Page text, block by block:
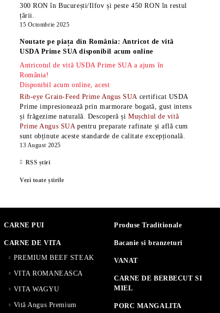
300 RON în București/Ilfov și peste 450 RON în restul
țării.
15 Octombrie 2025
Noutate pe piața din România: Antricot de vită
USDA Prime SUA disponibil acum online
Antricotul de vită USDA Prime SUA a ajuns în
România!
Disponibil acum online, acest
Rib-eye Grain-Feed Prime Angus SUA certificat USDA
Prime impresionează prin marmorare bogată, gust intens
și frăgezime naturală. Descoperă șiMușchiul de vită
Prime Angus SUA pentru preparate rafinate și află cum
sunt obținute aceste standarde de calitate excepțională.
13 August 2025
RSS știri
Vezi toate știrile
CARNE PUI
CARNE DE VITA
PREMIUM BEEF STEAK
VITA ROMANEASCA
VITA WAGYU
Vită Angus Premium
Produse Traditionale
Bacanie si branzeturi
VANAT
CARNE DE BERBECUT SI
MIEL
PORC MANGALITA